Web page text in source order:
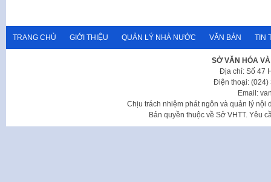
TRANG CHỦ GIỚI THIỆU QUẢN LÝ NHÀ NƯỚC VĂN BẢN TIN
SỞ VĂN HÓA
Địa chỉ: Số 47
Điện thoại: (024)
Email:
Chịu trách nhiệm phát ngôn và quản lý nội
Bản quyền thuộc về Sở VHTT. Yêu